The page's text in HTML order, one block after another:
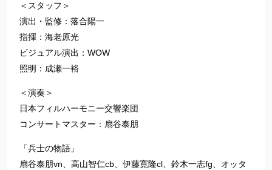
＜スタッフ＞
演出・監修：落合陽一
指揮：海老原光
ビジュアル演出：WOW
照明：成瀬一裕
＜演奏＞
日本フィルハーモニー交響楽団
コンサートマスター：扇谷泰朋
「兵士の物語」
扇谷泰朋vn、高山智仁cb、伊藤寛隆cl、鈴木一志fg、オッタ